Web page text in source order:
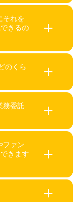
するサービス
。
ートしますの
ーのような存
それを
きるの
ドルの方が、
ます。
った方も、弊
活躍されてい
のくら
、20〜34歳
て異なります
り扱っていま
務委託
アルバイト・
ルに合わせた
バイトのご紹
ファン
きます